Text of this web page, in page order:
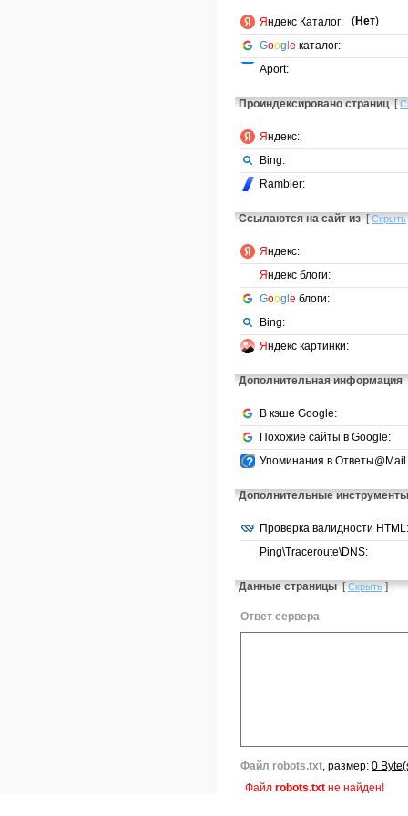
Яндекс Каталог: (Нет)
Google каталог:
Aport:
Проиндексировано страниц [
Яндекс:
Bing:
Rambler:
Ссылаются на сайт из [Скрыть
Яндекс:
Яндекс блоги:
Google блоги:
Bing:
Яндекс картинки:
Дополнительная информация
В кэше Google:
Похожие сайты в Google:
Упоминания в
Дополнительные инструменты
Проверка валидности HTML:
Ping\Traceroute\DNS:
Данные страницы [Скрыть]
Ответ сервера
Файл robots.txt , размер: 0
Файл robots.txt не найден!